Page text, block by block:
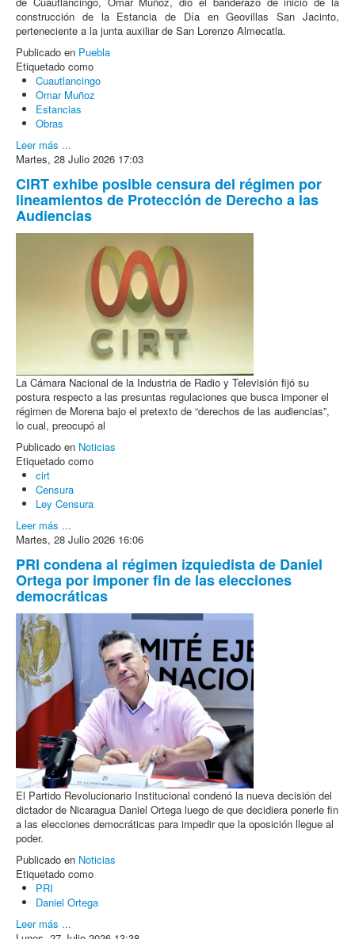
construcción de la Estancia de Día en Geovillas San Jacinto,
perteneciente a la junta auxiliar de San Lorenzo Almecatla.
Publicado en Puebla
Etiquetado como
Cuautlancingo
Omar Muñoz
Estancias
Obras
Leer más ...
Martes, 28 Julio 2026 17:03
CIRT exhibe posible censura del régimen por
lineamientos de Protección de Derecho a las
Audiencias
La Cámara Nacional de la Industria de Radio y Televisión fijó su
postura respecto a las presuntas regulaciones que busca imponer el
régimen de Morena bajo el pretexto de “derechos de las audiencias”,
lo cual, preocupó al
Publicado en Noticias
Etiquetado como
cirt
Censura
Ley Censura
Leer más ...
Martes, 28 Julio 2026 16:06
PRI condena al régimen izquiedista de Daniel
Ortega por imponer fin de las elecciones
democráticas
El Partido Revolucionario Institucional condenó la nueva decisión del
dictador de Nicaragua Daniel Ortega luego de que decidiera ponerle fin
a las elecciones democráticas para impedir que la oposición llegue al
poder.
Publicado en Noticias
Etiquetado como
PRI
Daniel Ortega
Leer más ...